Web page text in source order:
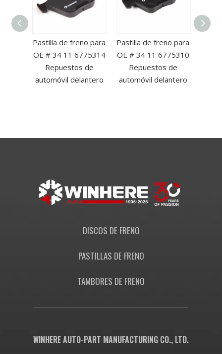
Pastilla de freno para
OE # 34 11 6775314
Repuestos de
automóvil delantero
Pastilla de freno para
OE # 34 11 6775310
Repuestos de
automóvil delantero
DISCOS DE FRENO
PASTILLAS DE FRENO
TAMBORES DE FRENO
WINHERE AUTO-PART MANUFACTURING CO., LTD.